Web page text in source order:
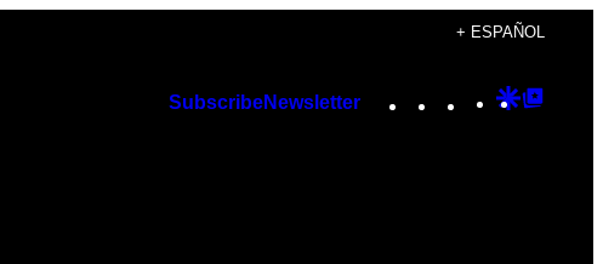
+ ESPAÑOL
SubscribeNewsletter Instagram
TikTok
YouTube
Google